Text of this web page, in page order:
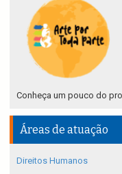
Conheça um pouco do
Áreas de atuação
Direitos Humanos